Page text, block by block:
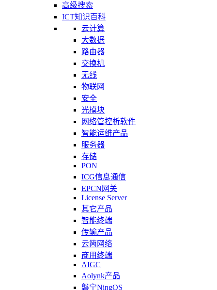
高级搜索
ICT知识百科
云计算
大数据
路由器
交换机
无线
物联网
安全
光模块
网络管控析软件
智能运维产品
服务器
存储
PON
ICG信息通信
EPCN网关
License Server
其它产品
智能终端
传输产品
云简网络
商用终端
AIGC
Aolynk产品
磐宁NingOS